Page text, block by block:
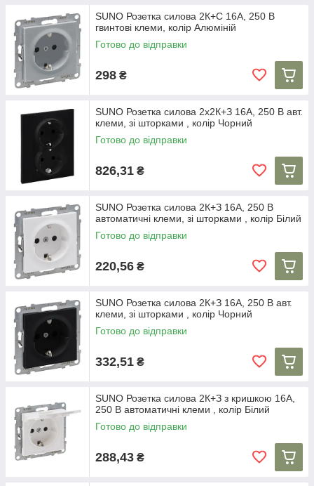
SUNO Розетка силова 2К+С 16А, 250 В
гвинтові клеми, колір Алюміній
Готово до відправки
298 ₴
SUNO Розетка силова 2х2К+З 16А, 250 В авт.
клеми, зі шторками , колір Чорний
Готово до відправки
826,31 ₴
SUNO Розетка силова 2К+З 16А, 250 В
автоматичні клеми, зі шторками , колір Білий
Готово до відправки
220,56 ₴
SUNO Розетка силова 2К+З 16А, 250 В авт.
клеми, зі шторками , колір Чорний
Готово до відправки
332,51 ₴
SUNO Розетка силова 2К+З з кришкою 16А,
250 В автоматичні клеми , колір Білий
Готово до відправки
288,43 ₴